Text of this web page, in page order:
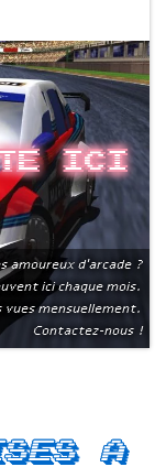
ici
amoureux d'arcade ?
ici chaque mois.
vues mensuellement.
Contactez-nous !
a